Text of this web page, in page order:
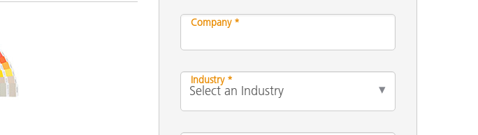
Company *
Industry *